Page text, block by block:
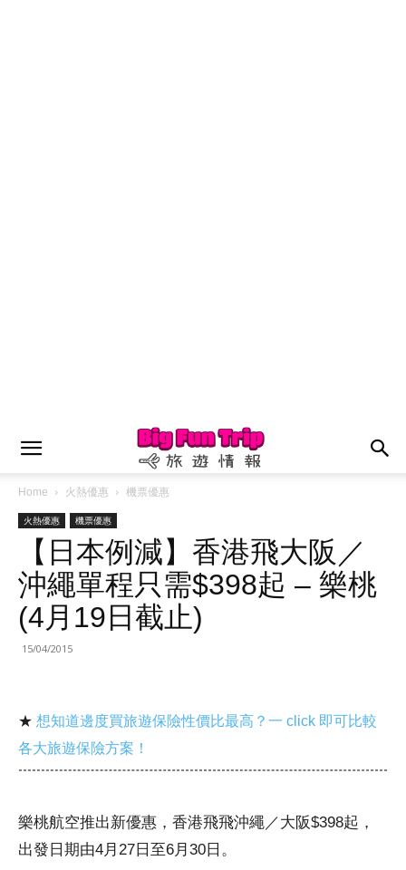
Home 火熱優惠 機票優惠
火熱優惠 機票優惠
【日本例減】香港飛大阪／
沖繩單程只需$398起 – 樂桃
(4月19日截止)
15/04/2015
★ 想知道邊度買旅遊保險性價比最高？一 click 即可比較
各大旅遊保險方案！
樂桃航空推出新優惠，香港飛飛沖繩／大阪$398起，
出發日期由4月27日至6月30日。